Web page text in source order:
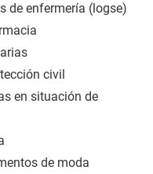
de enfermería (logse)
civil
en situación de
de moda